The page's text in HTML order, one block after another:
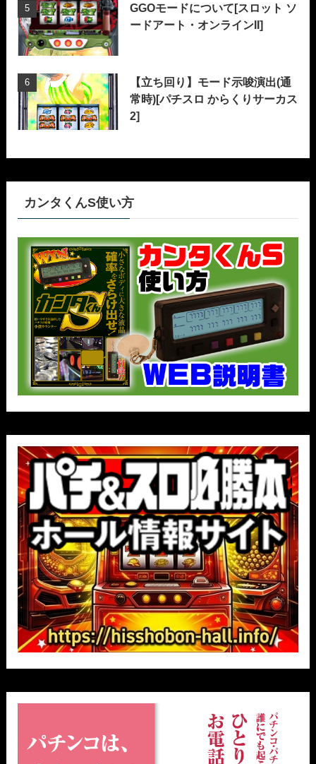
GGOモードについて[スロット ソ
ードアート・オンラインII]
【立ち回り】モード示唆演出(通
常時)[パチスロ からくりサーカス
2]
カンタくんS使い方